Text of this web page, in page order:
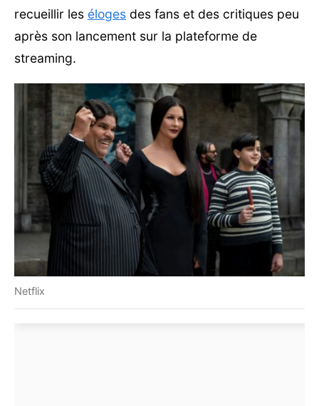
recueillir les éloges des fans et des critiques peu
après son lancement sur la plateforme de
streaming.
Netflix